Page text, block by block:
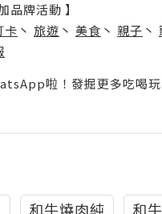
品牌活動 】
卡 丶 旅遊 丶 美食 丶 親子 丶
啦！發掘更多吃喝玩
和牛燒肉純 和